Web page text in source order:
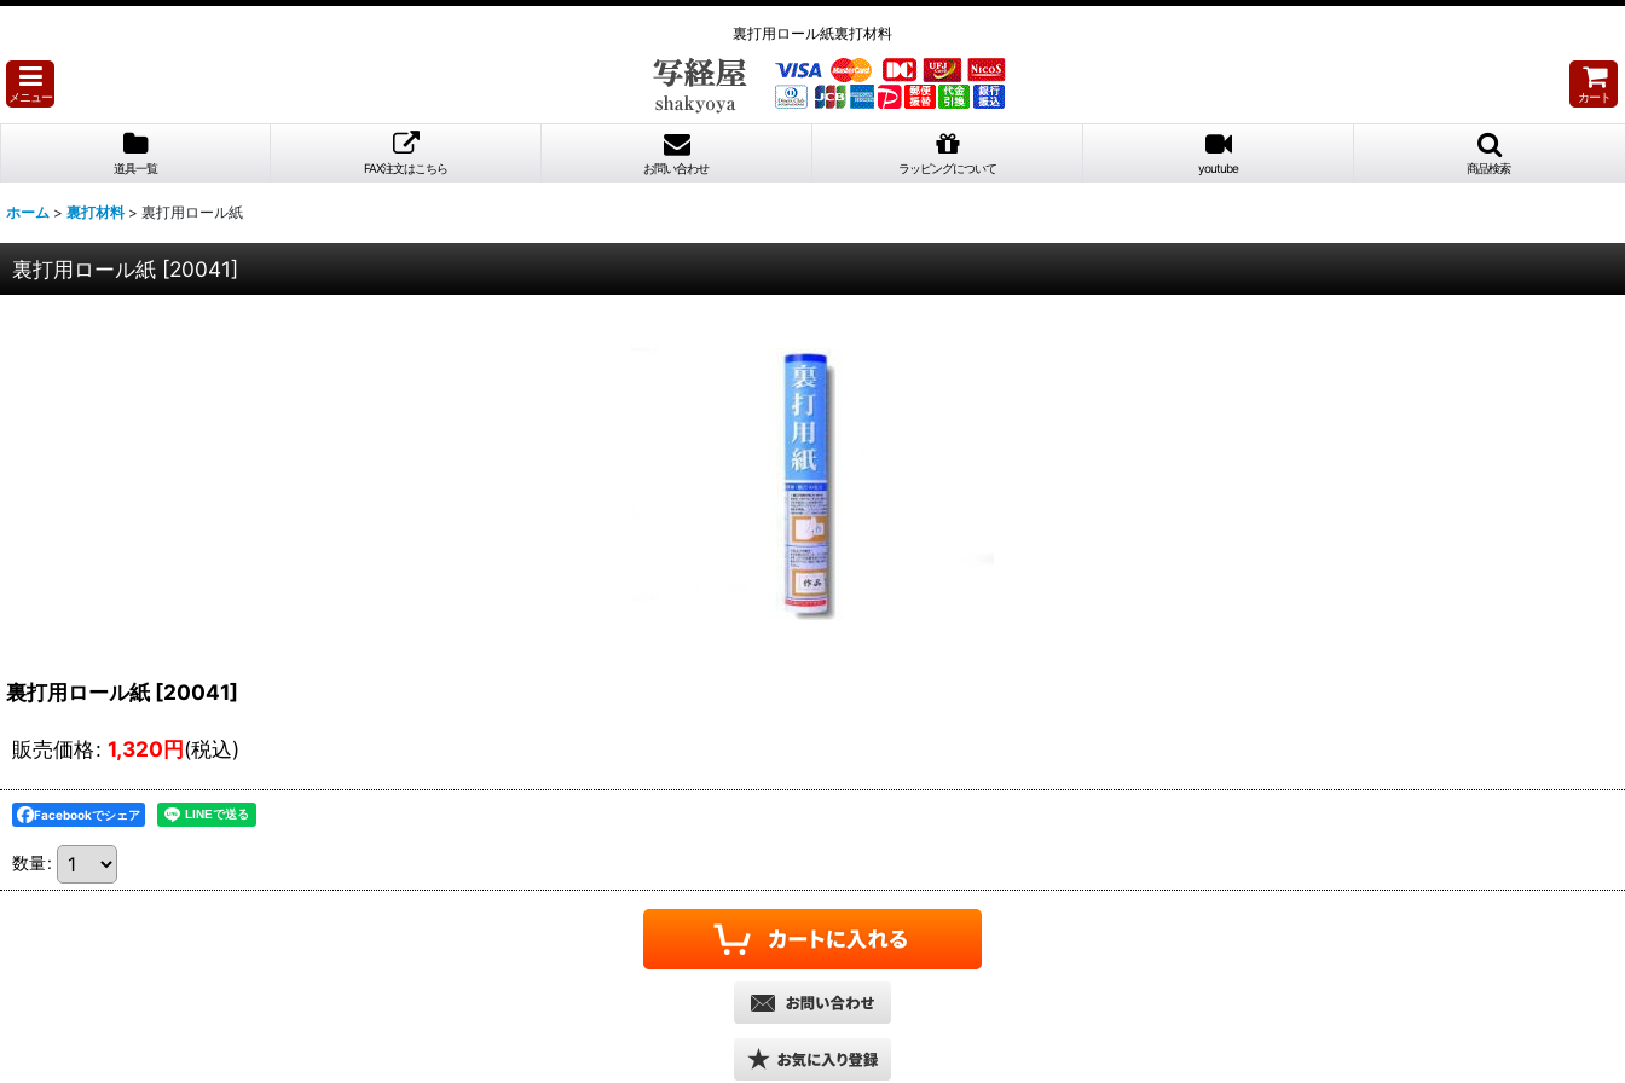
裏打用ロール紙裏打材料
メニュー カート
道具一覧 FAX注文はこちら お問い合わせ ラッピングについて youtube 商品検索
ホーム > 裏打材料 > 裏打用ロール紙
裏打用ロール紙 [20041]
裏打用ロール紙 [20041]
販売価格: 1,320円(税込)
Facebookでシェア
数量: